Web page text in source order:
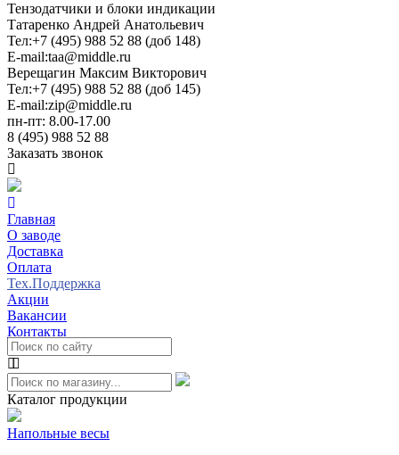
Тензодатчики и блоки индикации
Татаренко Андрей Анатольевич
Тел:+7 (495) 988 52 88 (доб 148)
E-mail:taa@middle.ru
Верещагин Максим Викторович
Тел:+7 (495) 988 52 88 (доб 145)
E-mail:zip@middle.ru
пн-пт: 8.00-17.00
8 (495) 988 52 88
Заказать звонок
Главная
О заводе
Доставка
Оплата
Тех.Поддержка
Акции
Вакансии
Контакты
Каталог продукции
Напольные весы